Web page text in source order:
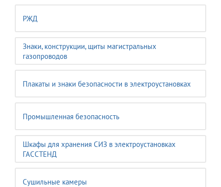
РЖД
Знаки, конструкции, щиты магистральных
газопроводов
Плакаты и знаки безопасности в электроустановках
Промышленная безопасность
Шкафы для хранения СИЗ в электроустановках
ГАССТЕНД
Сушильные камеры